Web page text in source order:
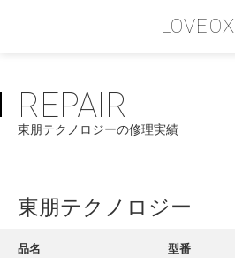
LOVEOX
PHILOSOPHY
フィロソフィー
会社情報
SERVICE
REPAIR
東朋テクノロジーの修理実績
東朋テクノロジー
品名 型番